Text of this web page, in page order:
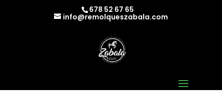
678 52 67 65
info@remolqueszabala.com